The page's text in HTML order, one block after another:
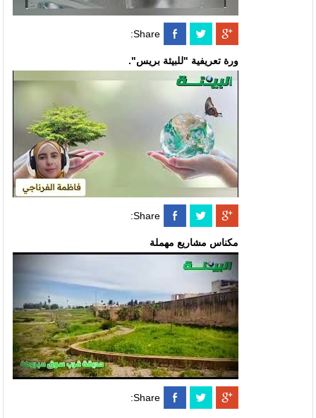
Share:
ورة تعريفية "للبيئة بريس".
Share:
مكناس مشاريع مهملة
Share: